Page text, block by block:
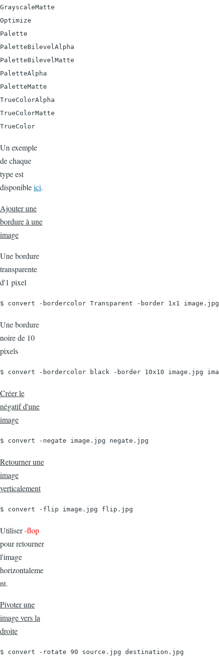
GrayscaleMatte
Optimize
Palette
PaletteBilevelAlpha
PaletteBilevelMatte
PaletteAlpha
PaletteMatte
TrueColorAlpha
TrueColorMatte
TrueColor
Un exemple
de chaque
type est
disponibleici.
Ajouter une
bordure à une
image
Une bordure
transparente
d'1 pixel
$ convert -bordercolor Transparent -border 1x1
Une bordure
noire de 10
pixels
$ convert -bordercolor black -border 10x10 image.jpg
Créer le
négatif d'une
image
$ convert -negate image.jpg negate.jpg
Retourner une
image
verticalement
$ convert -flip image.jpg flip.jpg
Utiliser-flop
pour retourner
l'image
horizontaleme
nt.
Pivoter une
image vers la
droite
$ convert -rotate 90 source.jpg destination.jpg